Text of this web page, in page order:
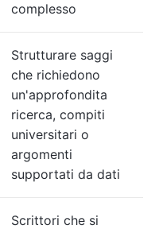
complesso
Strutturare saggi
che richiedono
un'approfondita
ricerca, compiti
universitari o
argomenti
supportati da dati
Scrittori che si